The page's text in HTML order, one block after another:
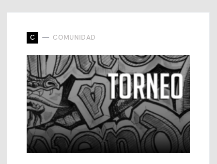
C COMUNIDAD